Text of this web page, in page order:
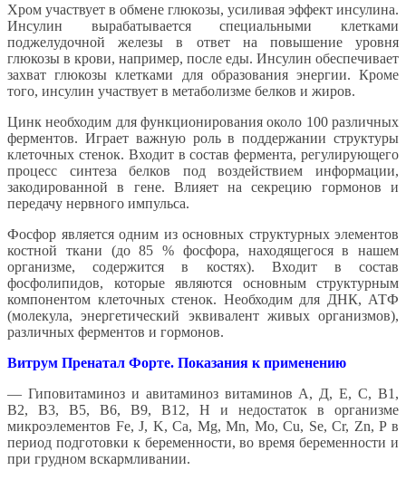
Хром участвует в обмене глюкозы, усиливая эффект инсулина.
Инсулин вырабатывается специальными клетками
поджелудочной железы в ответ на повышение уровня
глюкозы в крови, например, после еды. Инсулин обеспечивает
захват глюкозы клетками для образования энергии. Кроме
того, инсулин участвует в метаболизме белков и жиров.
Цинк необходим для функционирования около 100 различных
ферментов. Играет важную роль в поддержании структуры
клеточных стенок. Входит в состав фермента, регулирующего
процесс синтеза белков под воздействием информации,
закодированной в гене. Влияет на секрецию гормонов и
передачу нервного импульса.
Фосфор является одним из основных структурных элементов
костной ткани (до 85 % фосфора, находящегося в нашем
организме, содержится в костях). Входит в состав
фосфолипидов, которые являются основным структурным
компонентом клеточных стенок. Необходим для ДНК, АТФ
(молекула, энергетический эквивалент живых организмов),
различных ферментов и гормонов.
Витрум Пренатал Форте. Показания к применению
— Гиповитаминоз и авитаминоз витаминов А, Д, Е, С, В1,
В2, В3, В5, В6, В9, В12, Н и недостаток в организме
микроэлементов Fe, J, K, Ca, Mg, Mn, Mo, Cu, Se, Cr, Zn, P в
период подготовки к беременности, во время беременности и
при грудном вскармливании.